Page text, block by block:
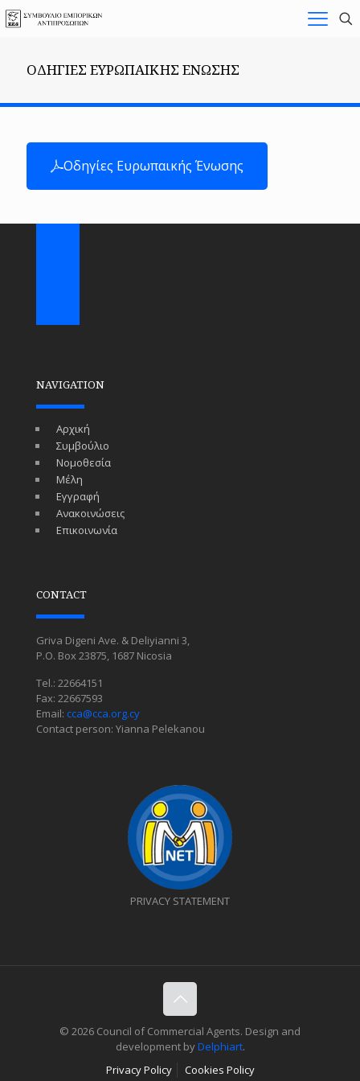
ΟΔΗΓΙΕΣ ΕΥΡΩΠΑΙΚΗΣ ΈΝΩΣΗΣ
Οδηγίες Ευρωπαικής Ένωσης
NAVIGATION
Αρχική
Συμβούλιο
Νομοθεσία
Μέλη
Εγγραφή
Ανακοινώσεις
Επικοινωνία
CONTACT
Griva Digeni Ave. & Deliyianni 3,
P.O. Box 23875, 1687 Nicosia
Tel.: 22664151
Fax: 22667593
Email: cca@cca.org.cy
Contact person: Yianna Pelekanou
PRIVACY STATEMENT
© 2026 Council of Commercial Agents. Design and
development byDelphiart.
Privacy Policy
Cookies Policy